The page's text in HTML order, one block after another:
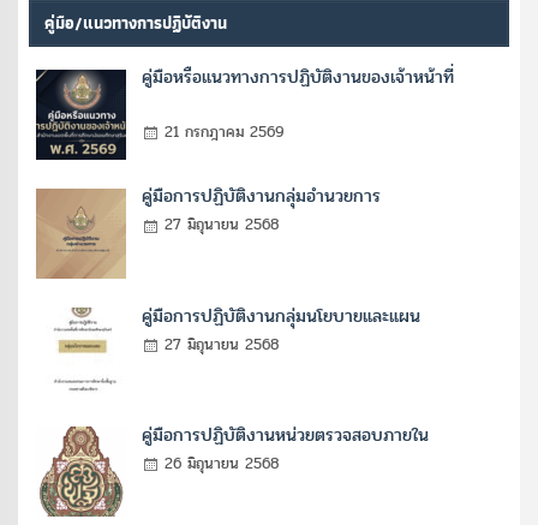
คู่มือ/แนวทางการปฏิบัติงาน
คู่มือหรือแนวทางการปฏิบัติงานของเจ้าหน้าที่
21 กรกฎาคม 2569
คู่มือการปฏิบัติงานกลุ่มอำนวยการ
27 มิถุนายน 2568
คู่มือการปฏิบัติงานกลุ่มนโยบายและแผน
27 มิถุนายน 2568
คู่มือการปฏิบัติงานหน่วยตรวจสอบภายใน
26 มิถุนายน 2568